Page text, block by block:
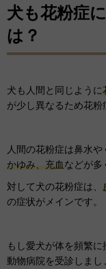
犬も花粉症
は？
犬も人間と同じように
が少し異なるため花粉
人間の花粉症は鼻水
かゆみ、充血などが多
対して犬の花粉症は、
の症状がメインです。
もし愛犬が体を頻繁
動物病院を受診しまし